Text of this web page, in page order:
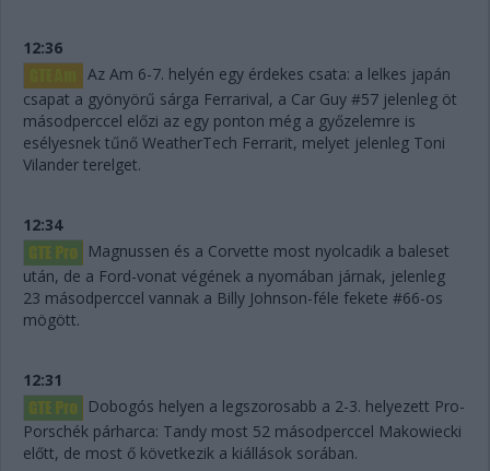
12:36
Az Am 6-7. helyén egy érdekes csata: a lelkes japán
csapat a gyönyörű sárga Ferrarival, a Car Guy #57 jelenleg öt
másodperccel előzi az egy ponton még a győzelemre is
esélyesnek tűnő WeatherTech Ferrarit, melyet jelenleg Toni
Vilander terelget.
12:34
Magnussen és a Corvette most nyolcadik a baleset
után, de a Ford-vonat végének a nyomában járnak, jelenleg
23 másodperccel vannak a Billy Johnson-féle fekete #66-os
mögött.
12:31
Dobogós helyen a legszorosabb a 2-3. helyezett Pro-
Porschék párharca: Tandy most 52 másodperccel Makowiecki
előtt, de most ő következik a kiállások sorában.